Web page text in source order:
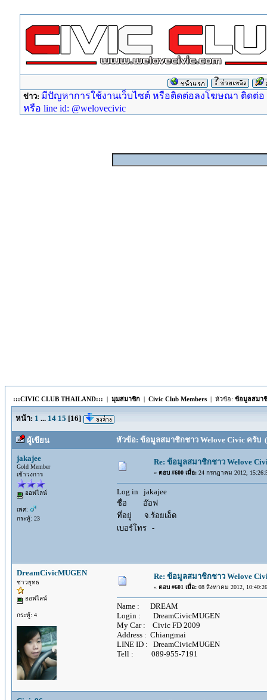
ข่าว: มีปัญหาการใช้งานเว็บไซต์ หรือติดต่อลงโฆษณา ติดต่อ
หรือ line id: @welovecivic
:::CIVIC CLUB THAILAND::: | มุมสมาชิก | Civic Club Members | หัวข้อ: ข้อมูลสมา
หน้า: 1 ... 14 15 [16]
ผู้เขียน หัวข้อ: ข้อมูลสมาชิกชาว Welove Civic ครับ (
jakajee
Gold Member
เข้าวงการ
ออฟไลน์
เพศ:
กระทู้: 23
Re: ข้อมูลสมาชิกชาว Welove
« ตอบ #600 เมื่อ: 24 กรกฎาคม 2012,
Log in jakajee
ชื่อ อ๊อฟ
ที่อยู่ จ.ร้อยเอ็ด
เบอร์โทร -
DreamCivicMUGEN
ชาวยุทธ
ออฟไลน์
กระทู้: 4
Re: ข้อมูลสมาชิกชาว Welove
« ตอบ #601 เมื่อ: 08 สิงหาคม 2012,
Name : DREAM
Login : DreamCivicMUGEN
My Car : Civic FD 2009
Address : Chiangmai
LINE ID : DreamCivicMUGEN
Tell : 089-955-7191